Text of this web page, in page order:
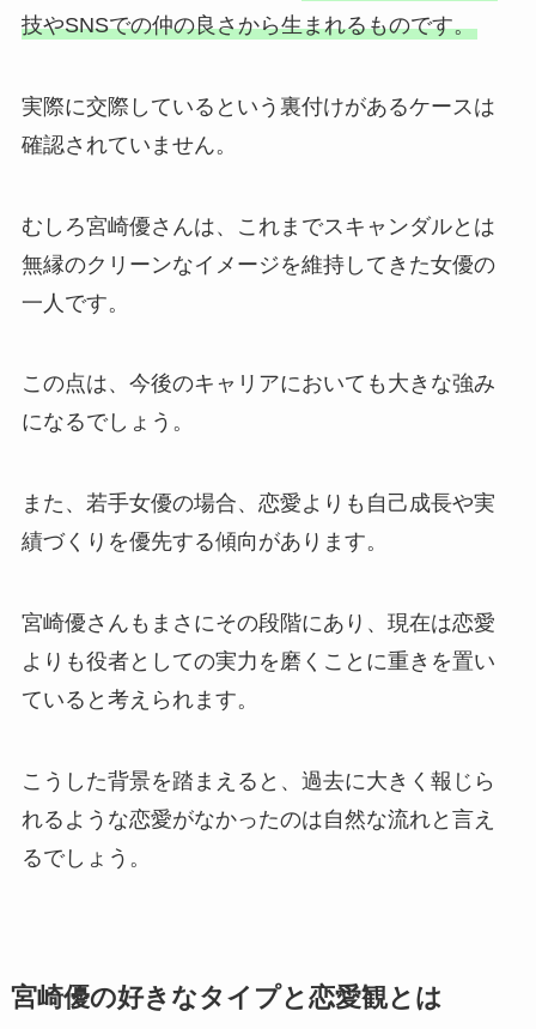
技やSNSでの仲の良さから生まれるものです。
実際に交際しているという裏付けがあるケースは
確認されていません。
むしろ宮崎優さんは、これまでスキャンダルとは
無縁のクリーンなイメージを維持してきた女優の
一人です。
この点は、今後のキャリアにおいても大きな強み
になるでしょう。
また、若手女優の場合、恋愛よりも自己成長や実
績づくりを優先する傾向があります。
宮崎優さんもまさにその段階にあり、現在は恋愛
よりも役者としての実力を磨くことに重きを置い
ていると考えられます。
こうした背景を踏まえると、過去に大きく報じら
れるような恋愛がなかったのは自然な流れと言え
るでしょう。
宮崎優の好きなタイプと恋愛観とは